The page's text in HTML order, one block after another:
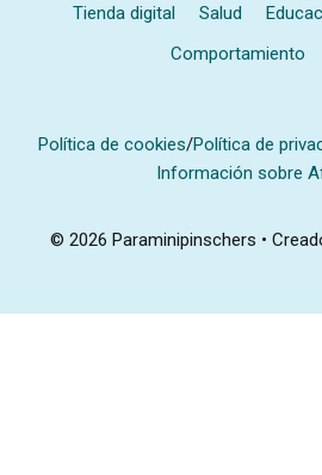
Tienda digital Salud
Comportamiento
Política de cookies/Política de
Información sobre
© 2026 Paraminipinschers •